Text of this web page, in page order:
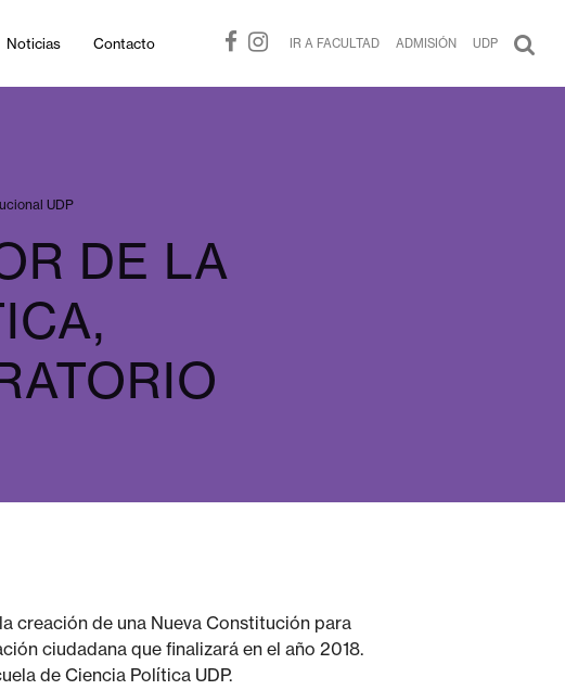
Noticias Contacto IR A FACULTAD ADMISIÓN UDP
UDP
DE LA
creación de una Nueva Constitución para
ciudadana que finalizará en el año 2018.
de Ciencia Política UDP.